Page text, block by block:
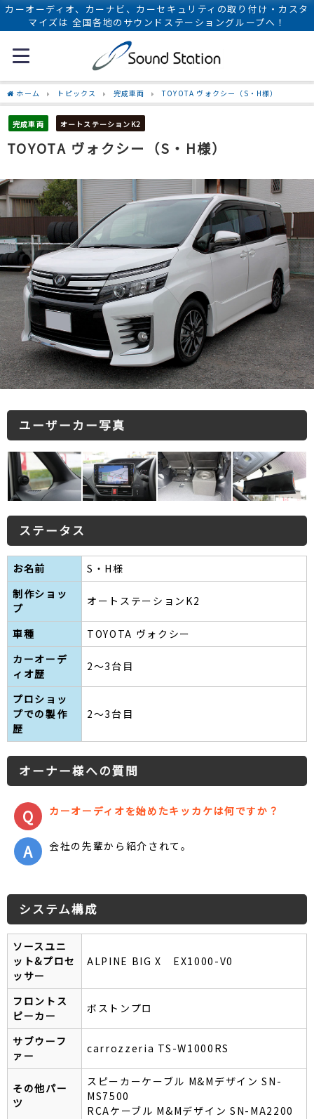
カーオーディオ、カーナビ、カーセキュリティの取り付け・カスタ
マイズは 全国各地のサウンドステーショングループへ！
ホーム トピックス 完成車両 TOYOTA ヴォクシー（S・H様）
完成車両 オートステーションK2
TOYOTA ヴォクシー（S・H様）
ユーザーカー写真
ステータス
お名前
S・H様
制作ショッ
プ
オートステーションK2
車種
TOYOTA ヴォクシー
カーオーデ
ィオ歴
2〜3台目
プロショッ
プでの製作
歴
2〜3台目
オーナー様への質問
カーオーディオを始めたキッカケは何ですか？
会社の先輩から紹介されて。
システム構成
ソースユニ
ット&プロセ
ッサー
ALPINE BIG X EX1000-V0
フロントス
ピーカー
ボストンプロ
サブウーフ
ァー
carrozzeria TS-W1000RS
その他パー
ツ
スピーカーケーブル M&Mデザイン SN-
MS7500
RCAケーブル M&Mデザイン SN-MA2200